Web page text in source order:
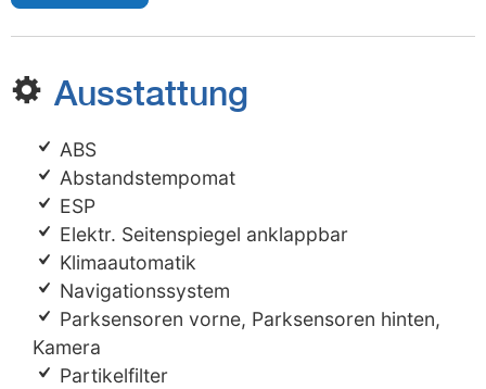
Ausstattung
ABS
Abstandstempomat
ESP
Elektr. Seitenspiegel anklappbar
Klimaautomatik
Navigationssystem
Parksensoren vorne, Parksensoren hinten,
Kamera
Partikelfilter